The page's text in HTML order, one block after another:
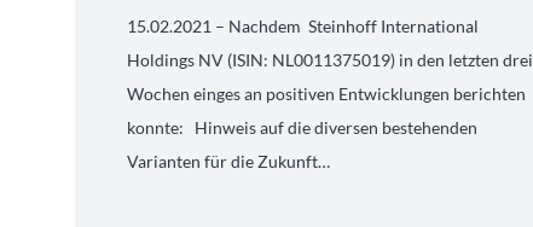
15.02.2021 – Nachdem Steinhoff International
Holdings NV (ISIN: NL0011375019) in den letzten drei
Wochen einges an positiven Entwicklungen berichten
konnte: Hinweis auf die diversen bestehenden
Varianten für die Zukunft…